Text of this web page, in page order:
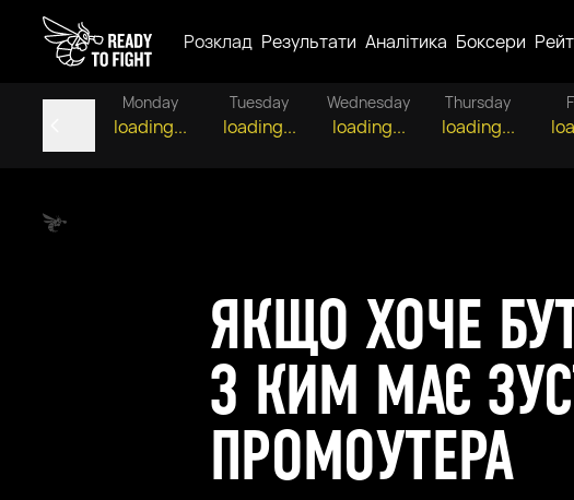
Розклад Результати Аналітика Боксери
Monday
loading...
Tuesday
loading...
Wednesday
loading...
Thursday
loading...
ЯКЩО ХОЧЕ
З КИМ МАЄ
ПРОМОУТЕРА